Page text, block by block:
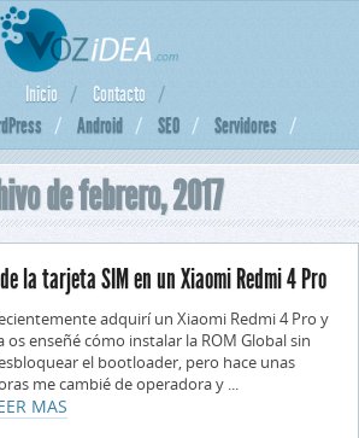
Inicio
Contacto
Android SEO Servidores
de febrero, 2017
la tarjeta SIM en un Xiaomi Redmi 4 Pro
adquirí un Xiaomi Redmi 4 Pro y
os enseñé cómo instalar la ROM Global sin
el bootloader, pero hace unas
me cambié de operadora y ...
MAS